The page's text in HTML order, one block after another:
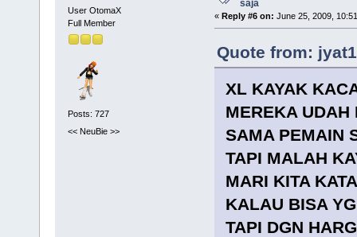
User OtomaX
Full Member
Posts: 727
<< NeuBie >>
saja
« Reply #6 on: June 25, 2009,
Quote from:
XL KAYAK
MEREKA UDAH
SAMA PEMAIN
TAPI MALAH
MARI KITA
KALAU BISA
TAPI DGN